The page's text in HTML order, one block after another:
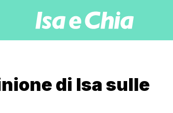
di Isa sulle